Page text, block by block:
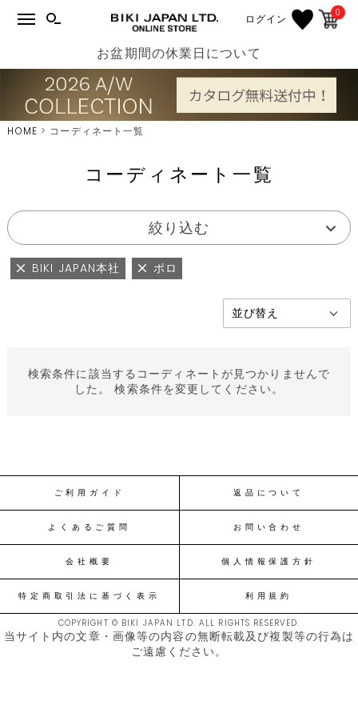
ログイン 0
お盆期間の休業日について
HOME コーディネート一覧
コーディネート一覧
絞り込む
BIKI JAPAN本社 ポロ
検索条件に該当するコーディネートが見つかりませんで
した。 検索条件を変更してください。
ご利用ガイド 返品について
よくあるご質問 お問い合わせ
会社概要 個人情報保護方針
特定商取引法に基づく表示 利用規約
COPYRIGHT © BIKI JAPAN LTD. ALL RIGHTS RESERVED.
当サイト内の文章・画像等の内容の無断転載及び複製等の行為は
ご遠慮ください。